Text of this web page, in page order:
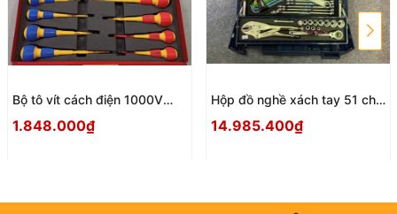
Kìm lỗ Tsunoda PL-150
Khả năng cắt: đây sắt mềm-φ2.0, sắt-φ2.0
Độ mở hàm: 20
Chiều dài: 176mm
Kìm mỏ quạ Tsunoda WP-250
Bộ tô vít cách điện 1000V
1.848.000₫
Hộp đồ nghề xách tay 51 chi
14.985.400₫